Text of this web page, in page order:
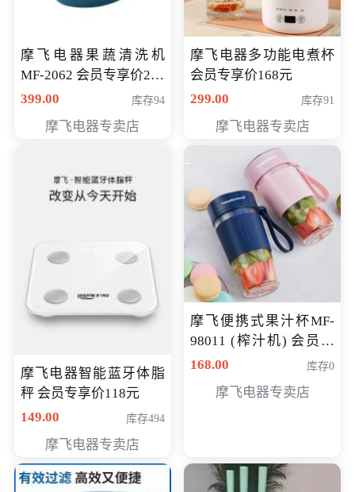
摩飞电器果蔬清洗机
MF-2062 会员专享价268
元
399.00 库存94
摩飞电器专卖店
摩飞电器多功能电煮杯
会员专享价168元
299.00
库存91
摩飞电器专卖店
摩飞电器智能蓝牙体脂
秤 会员专享价118元
149.00
库存494
摩飞电器专卖店
摩飞便携式果汁杯MF-
98011 (榨汁机) 会员专
享价138元
168.00 库存0
摩飞电器专卖店